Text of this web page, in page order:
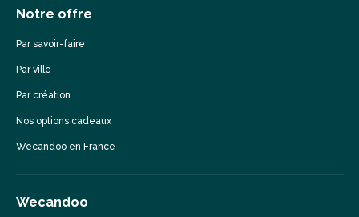
Notre offre
Par savoir-faire
Par ville
Par création
Nos options cadeaux
Wecandoo en France
Wecandoo